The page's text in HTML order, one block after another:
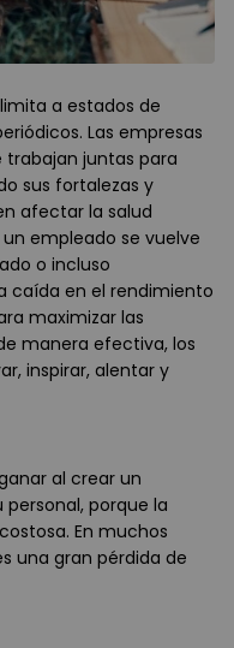
a estados de
Las empresas
juntas para
sus fortalezas y
afectar la salud
empleado se vuelve
o incluso
caída en el rendimiento
maximizar las
manera efectiva, los
inspirar, alentar y
al crear un
porque la
En muchos
una gran pérdida de